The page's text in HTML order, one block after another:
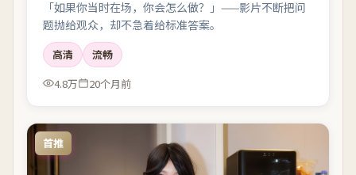
「如果你当时在场，你会怎么做？」——影片不断把问
题抛给观众，却不急着给标准答案。
高清
流畅
4.8万
20个月前
首推